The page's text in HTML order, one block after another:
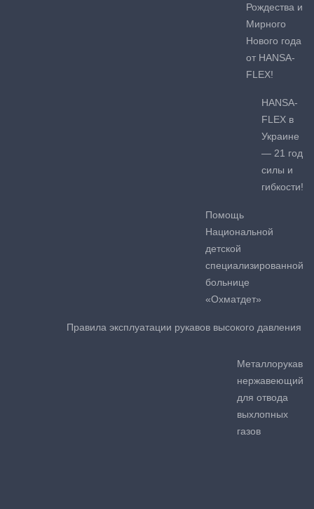
Рождества и
Мирного
Нового года
от HANSA-
FLEX!
HANSA-
FLEX в
Украине
— 21 год
силы и
гибкости!
Помощь
Национальной
детской
специализированной
больнице
«Охматдет»
Правила эксплуатации рукавов высокого давления
Металлорукав
нержавеющий
для отвода
выхлопных
газов